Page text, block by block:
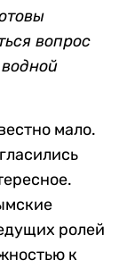
вопрос
мало.
ролей
к